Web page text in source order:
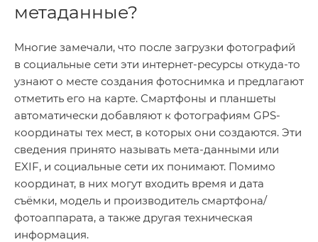
метаданные?
Многие замечали, что после загрузки фотографий
в социальные сети эти интернет-ресурсы откуда-то
узнают о месте создания фотоснимка и предлагают
отметить его на карте. Смартфоны и планшеты
автоматически добавляют к фотографиям GPS-
координаты тех мест, в которых они создаются. Эти
сведения принято называть мета-данными или
EXIF, и социальные сети их понимают. Помимо
координат, в них могут входить время и дата
съёмки, модель и производитель смартфона/
фотоаппарата, а также другая техническая
информация.